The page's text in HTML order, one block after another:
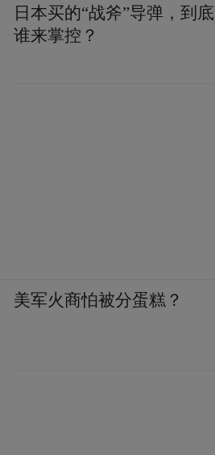
日本买的“战斧”导弹，到底
谁来掌控？
美军火商怕被分蛋糕？